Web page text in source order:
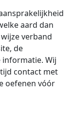
aard dan
verband
de
Wij
contact met
oefenen vóór